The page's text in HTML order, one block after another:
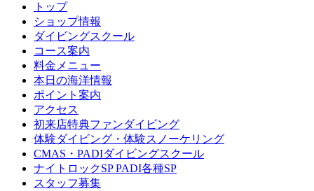
トップ
ショップ情報
ダイビングスクール
コース案内
料金メニュー
本日の海洋情報
ポイント案内
アクセス
初来店特典ファンダイビング
体験ダイビング・体験スノーケリング
CMAS・PADIダイビングスクール
ナイトロックSP PADI各種SP
スタッフ募集